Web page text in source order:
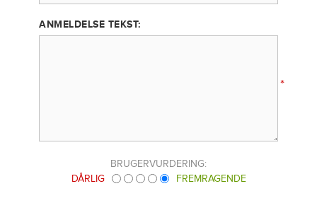
ANMELDELSE TEKST:
*
BRUGERVURDERING:
DÅRLIG
FREMRAGENDE